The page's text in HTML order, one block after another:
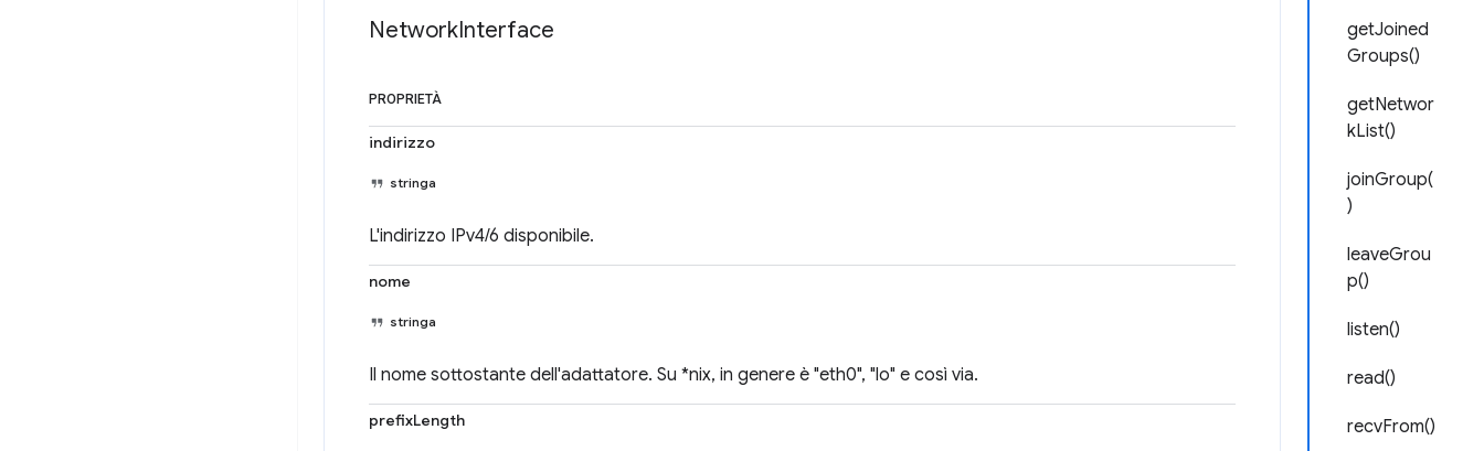
getJoined
Groups()
getNetwor
kList()
joinGroup(
)
leaveGrou
p()
listen()
read()
recvFrom()
NetworkInterface
PROPRIETÀ
indirizzo
stringa
L'indirizzo IPv4/6 disponibile.
nome
stringa
Il nome sottostante dell'adattatore. Su *nix, in genere è "eth0", "lo" e così via.
prefixLength